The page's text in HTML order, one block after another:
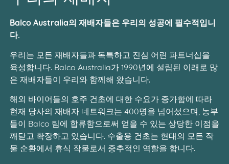
Balco Australia의 재배자들은 우리의 성공에 필수적입니
다.
우리는 모든 재배자들과 독특하고 진심 어린 파트너십을
육성합니다. Balco Australia가 1990년에 설립된 이래로 많
은 재배자들이 우리와 함께해 왔습니다.
해외 바이어들의 호주 건초에 대한 수요가 증가함에 따라
현재 당사의 재배자 네트워크는 400명을 넘어섰으며, 농부
들이 Balco 팀에 합류함으로써 얻을 수 있는 상당한 이점을
깨닫고 확장하고 있습니다. 수출용 건초는 현대의 모든 작
물 순환에서 휴식 작물로서 중추적인 역할을 합니다.